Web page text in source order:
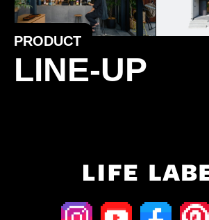
PRODUCT
LINE-UP